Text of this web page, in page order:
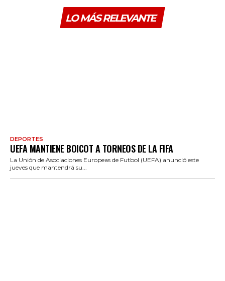
LO MÁS RELEVANTE
DEPORTES
UEFA MANTIENE BOICOT A TORNEOS DE LA FIFA
La Unión de Asociaciones Europeas de Futbol (UEFA) anunció este
jueves que mantendrá su...